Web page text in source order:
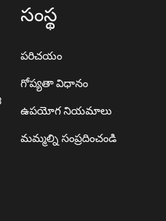
సంస్థ
పరిచయం
గోప్యతా విధానం
ఉపయోగ నియమాలు
మమ్మల్ని సంప్రదించండి